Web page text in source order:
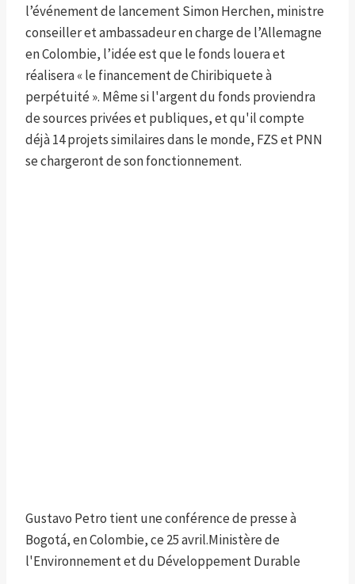
l’événement de lancement Simon Herchen, ministre
conseiller et ambassadeur en charge de l’Allemagne
en Colombie, l’idée est que le fonds louera et
réalisera « le financement de Chiribiquete à
perpétuité ». Même si l'argent du fonds proviendra
de sources privées et publiques, et qu'il compte
déjà 14 projets similaires dans le monde, FZS et PNN
se chargeront de son fonctionnement.
Gustavo Petro tient une conférence de presse à
Bogotá, en Colombie, ce 25 avril.Ministère de
l'Environnement et du Développement Durable